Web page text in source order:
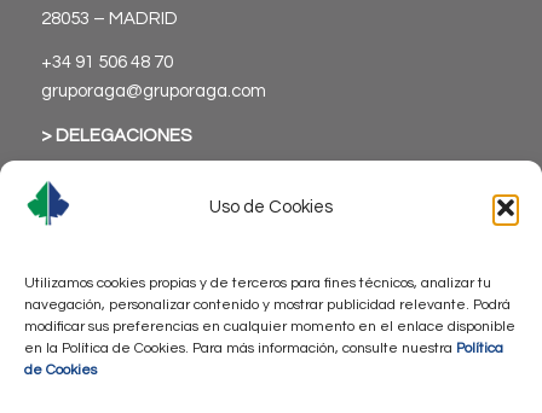
Uso de Cookies
Utilizamos cookies propias y de terceros para fines técnicos, analizar tu
navegación, personalizar contenido y mostrar publicidad relevante. Podrá
modificar sus preferencias en cualquier momento en el enlace disponible
en la Política de Cookies. Para más información, consulte nuestra Política
de Cookies
28053 – MADRID
+34 91 506 48 70
gruporaga@gruporaga.com
> DELEGACIONES
> Aviso Legal
> Política de Privacidad
> Política de Cookies